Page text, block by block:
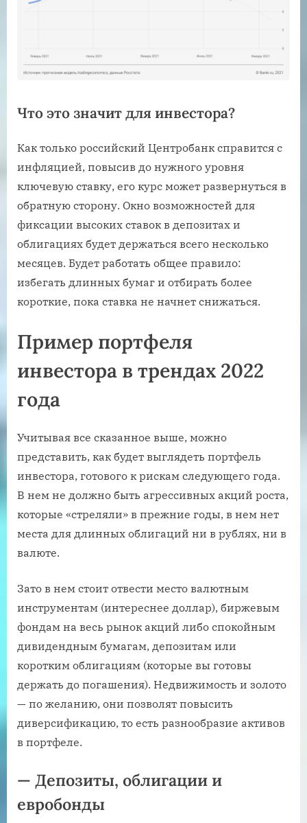
Что это значит для инвестора?
Как только российский Центробанк справится с
инфляцией, повысив до нужного уровня
ключевую ставку, его курс может развернуться в
обратную сторону. Окно возможностей для
фиксации высоких ставок в депозитах и
облигациях будет держаться всего несколько
месяцев. Будет работать общее правило:
избегать длинных бумаг и отбирать более
короткие, пока ставка не начнет снижаться.
Пример портфеля
инвестора в трендах 2022
года
Учитывая все сказанное выше, можно
представить, как будет выглядеть портфель
инвестора, готового к рискам следующего года.
В нем не должно быть агрессивных акций роста,
которые «стреляли» в прежние годы, в нем нет
места для длинных облигаций ни в рублях, ни в
валюте.
Зато в нем стоит отвести место валютным
инструментам (интереснее доллар), биржевым
фондам на весь рынок акций либо спокойным
дивидендным бумагам, депозитам или
коротким облигациям (которые вы готовы
держать до погашения). Недвижимость и золото
— по желанию, они позволят повысить
диверсификацию, то есть разнообразие активов
в портфеле.
— Депозиты, облигации и
евробонды